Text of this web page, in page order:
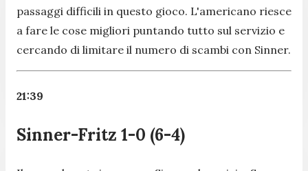
passaggi difficili in questo gioco. L'americano riesce
a fare le cose migliori puntando tutto sul servizio e
cercando di limitare il numero di scambi con Sinner.
21:39
Sinner-Fritz 1-0 (6-4)